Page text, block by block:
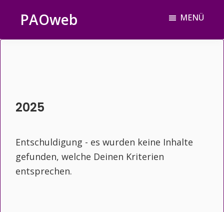
Inhalt
springen
Seitenspalte
springen
Fußzeile
springen
PAOweb MENÜ
2025
Entschuldigung - es wurden keine Inhalte
gefunden, welche Deinen Kriterien
entsprechen.